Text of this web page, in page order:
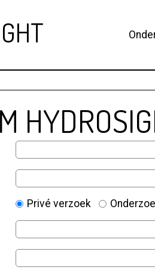
Privé verzoek